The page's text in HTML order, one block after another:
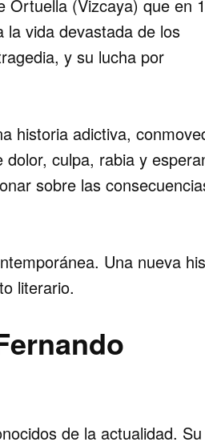
Ortuella (Vizcaya) que en
la vida devastada de los
y su lucha por
historia adictiva,
culpa, rabia y
sobre las
Una nueva
literario.
de la actualidad. Su